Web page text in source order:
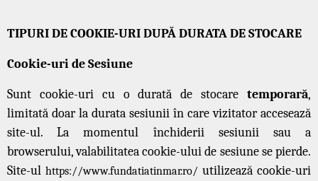
TIPURI DE COOKIE-URI DUPĂ DURATA DE STOCARE
Cookie-uri de Sesiune
Sunt cookie-uri cu o durată de stocare temporară,
limitată doar la durata sesiunii în care vizitator accesează
site-ul. La momentul închiderii sesiunii sau a
browserului, valabilitatea cookie-ului de sesiune se pierde.
Site-ul https://www.fundatiatinmar.ro/ utilizează cookie-uri